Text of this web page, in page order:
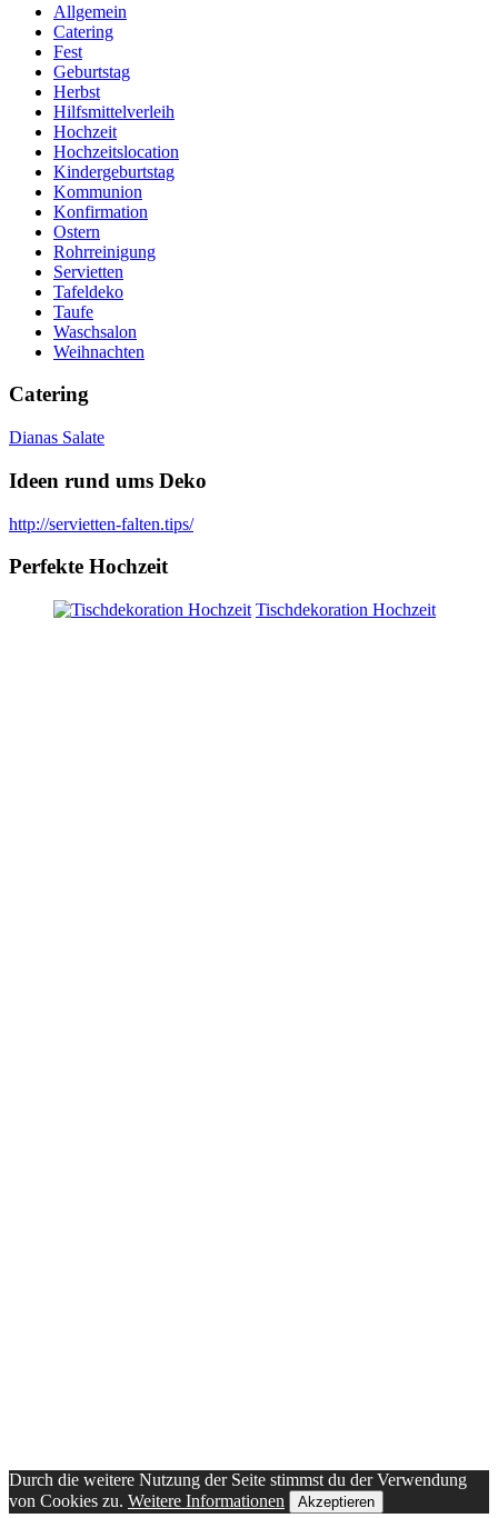
Allgemein
Catering
Fest
Geburtstag
Herbst
Hilfsmittelverleih
Hochzeit
Hochzeitslocation
Kindergeburtstag
Kommunion
Konfirmation
Ostern
Rohrreinigung
Servietten
Tafeldeko
Taufe
Waschsalon
Weihnachten
Catering
Dianas Salate
Ideen rund ums Deko
http://servietten-falten.tips/
Perfekte Hochzeit
Tischdekoration Hochzeit
Durch die weitere Nutzung der Seite stimmst du der Verwendung
von Cookies zu. Weitere Informationen Akzeptieren